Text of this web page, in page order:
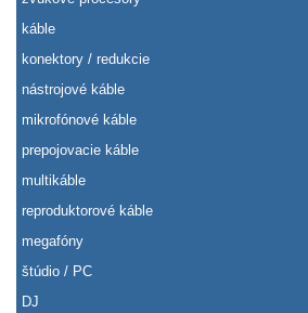
káble
konektory / redukcie
nástrojové káble
mikrofónové káble
prepojovacie káble
multikáble
reproduktorové káble
megafóny
štúdio / PC
DJ